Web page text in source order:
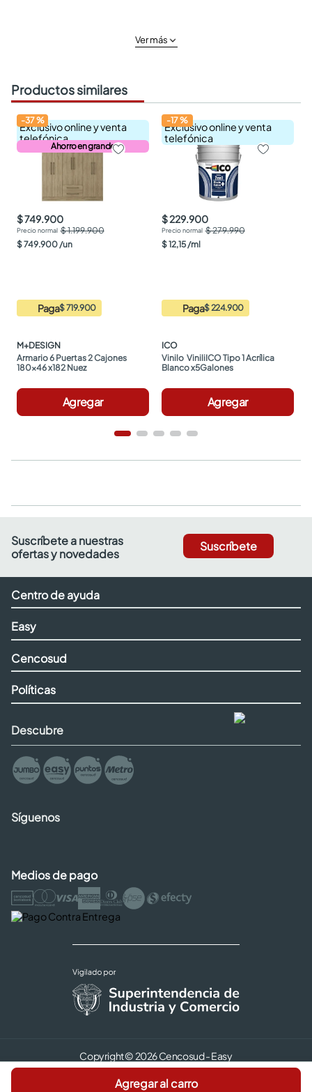
Agregar al carro
Ver más
Productos similares
Exclusivo online y venta
telefónica
Ahorro en grande
-37%
$ 749.900
$ 1.199.900
$749.900 /un
Paga$ 719.900
M+DESIGN
Armario 6 Puertas 2 Cajones
180x46 x182 Nuez
Agregar
Exclusivo online y venta
telefónica
-17%
$ 229.900
$ 279.990
$12,15 /ml
Paga$ 224.900
ICO
Vinilo  ViniliICO Tipo 1 Acrílica
Blanco x5Galones
Agregar
Suscríbete a nuestras
ofertas y novedades
Suscríbete
Centro de ayuda
Easy
Cencosud
Políticas
Descubre
Síguenos
Medios de pago
Copyright © 2026 Cencosud - Easy
Términos y Condiciones |
Seguridad y Privacidad |